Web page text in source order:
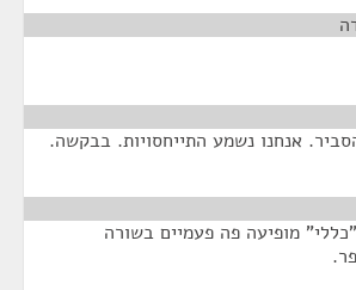
אנחנו נשמע התייחסויות. בבקשה.
מופיעה פה פעמיים בשורה